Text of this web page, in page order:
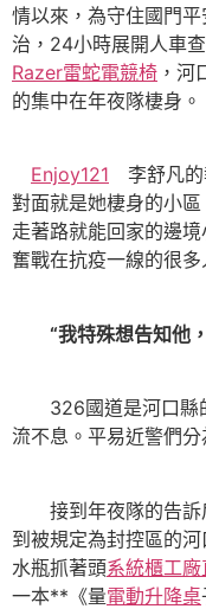
情以來，為守住國門
治，24小時展開人車
Razer雷蛇電競椅 ，
的集中在年夜隊棲身。
Enjoy121 李舒凡的
對面就是她棲身的小
走著路就能回家的邊
奮戰在抗疫一線的很
“我特殊想告知他
326國道是河口縣
流不息。平易近警們
接到年夜隊的告訴
到被規定為封控區的
水瓶抓著頭系統櫃工廠
一本**《量電動升降桌